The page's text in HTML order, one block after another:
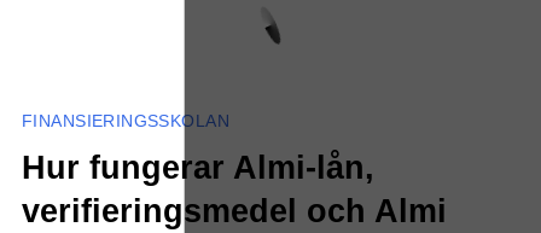
FINANSIERINGSSKOLAN
Hur fungerar Almi-lån,
verifieringsmedel och Almi